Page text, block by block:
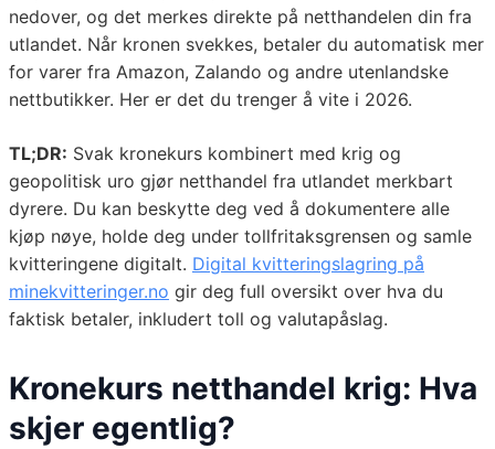
nedover, og det merkes direkte på netthandelen din fra
utlandet. Når kronen svekkes, betaler du automatisk mer
for varer fra Amazon, Zalando og andre utenlandske
nettbutikker. Her er det du trenger å vite i 2026.
TL;DR: Svak kronekurs kombinert med krig og
geopolitisk uro gjør netthandel fra utlandet merkbart
dyrere. Du kan beskytte deg ved å dokumentere alle
kjøp nøye, holde deg under tollfritaksgrensen og samle
kvitteringene digitalt. Digital kvitteringslagring på
minekvitteringer.no gir deg full oversikt over hva du
faktisk betaler, inkludert toll og valutapåslag.
Kronekurs netthandel krig: Hva
skjer egentlig?